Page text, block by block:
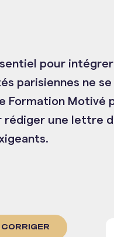
pour intégrer
parisiennes ne
Formation Motivé
rédiger une lettre